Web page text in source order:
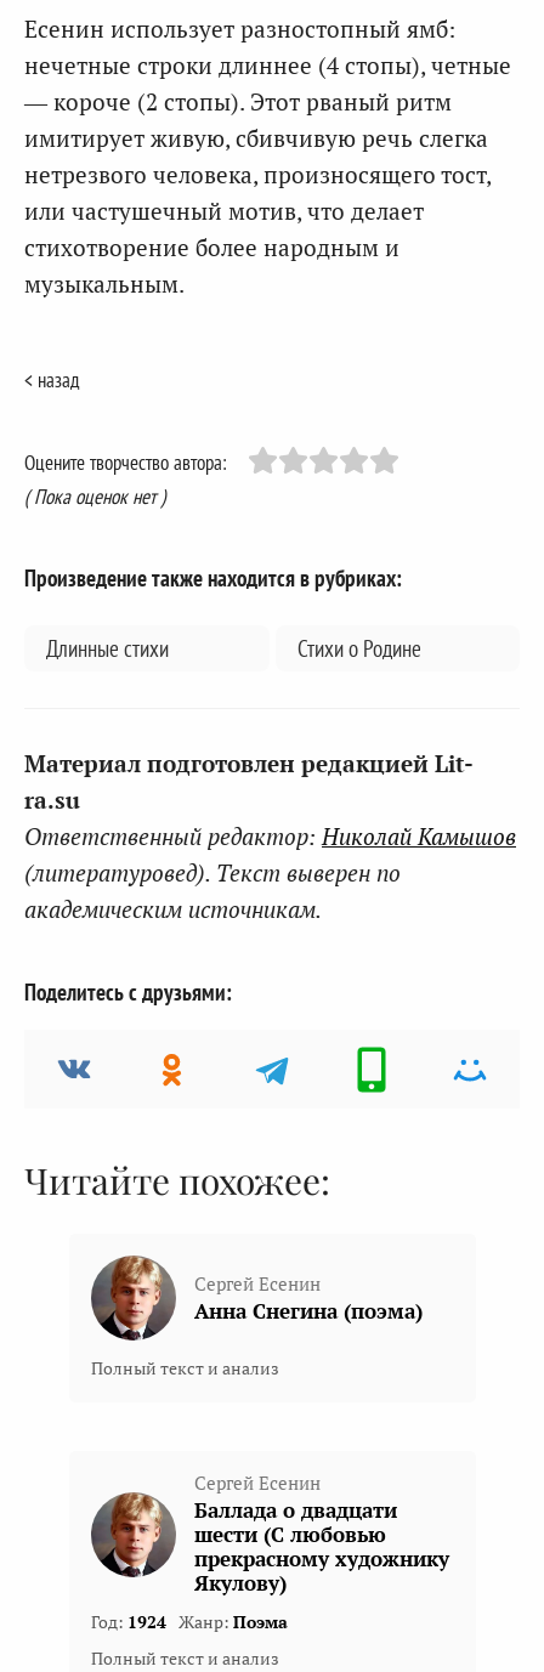
Есенин использует разностопный ямб:
нечетные строки длиннее (4 стопы), четные
— короче (2 стопы). Этот рваный ритм
имитирует живую, сбивчивую речь слегка
нетрезвого человека, произносящего тост,
или частушечный мотив, что делает
стихотворение более народным и
музыкальным.
< назад
Оцените творчество автора:
( Пока оценок нет )
Произведение также находится в рубриках:
Длинные стихи Стихи о Родине
Материал подготовлен редакцией Lit-
ra.su
Ответственный редактор: Николай Камышов
(литературовед). Текст выверен по
академическим источникам.
Поделитесь с друзьями:
Читайте похожее:
Сергей Есенин
Анна Снегина (поэма)
Полный текст и анализ
Сергей Есенин
Баллада о двадцати
шести (С любовью
прекрасному художнику
Якулову)
Год: 1924 Жанр: Поэма
Полный текст и анализ